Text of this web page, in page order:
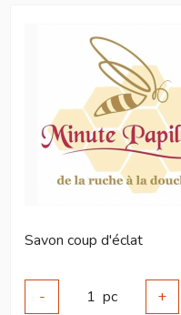
Savon coup d'éclat
-
1 pc +